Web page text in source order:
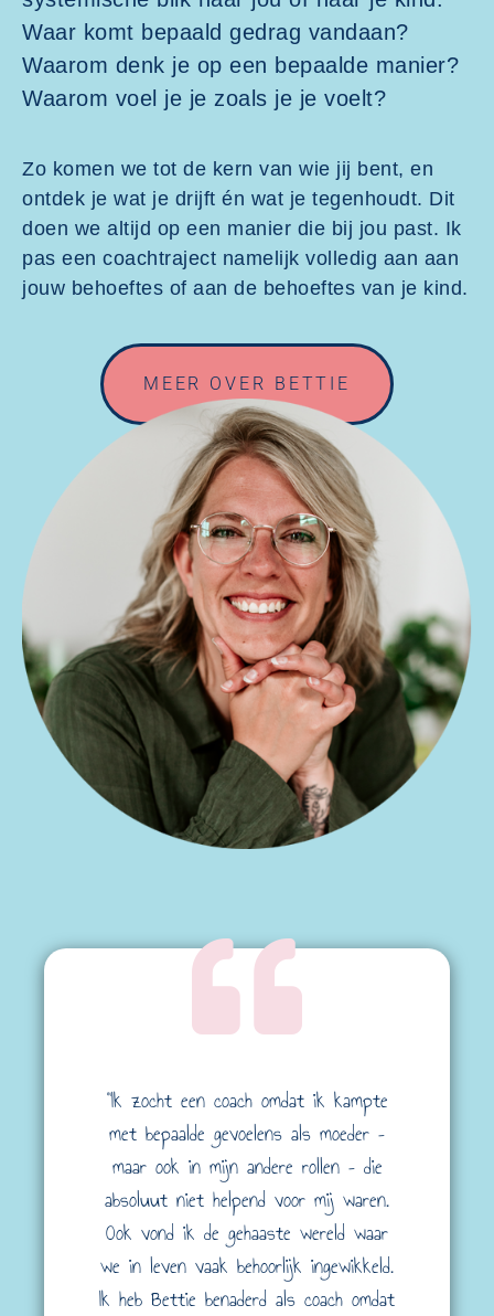
Waar komt bepaald gedrag vandaan?
Waarom denk je op een bepaalde manier?
Waarom voel je je zoals je je voelt?
Zo komen we tot de kern van wie jij bent, en
ontdek je wat je drijft én wat je tegenhoudt. Dit
doen we altijd op een manier die bij jou past. Ik
pas een coachtraject namelijk volledig aan aan
jouw behoeftes of aan de behoeftes van je kind.
MEER OVER BETTIE
"Ik zocht een coach omdat ik kampte
met bepaalde gevoelens als moeder –
maar ook in mijn andere rollen – die
absoluut niet helpend voor mij waren.
Ook vond ik de gehaaste wereld waar
we in leven vaak behoorlijk ingewikkeld.
Ik heb Bettie benaderd als coach omdat